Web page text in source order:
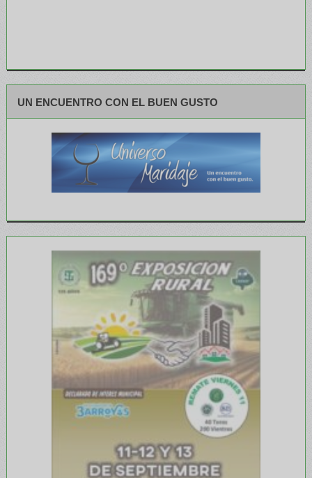
UN ENCUENTRO CON EL BUEN GUSTO